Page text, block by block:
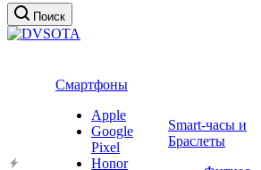
Поиск
Смартфоны
Apple
Google
Pixel
Honor
Smart-часы и
Браслеты